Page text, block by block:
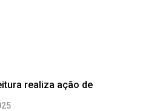
realiza ação de